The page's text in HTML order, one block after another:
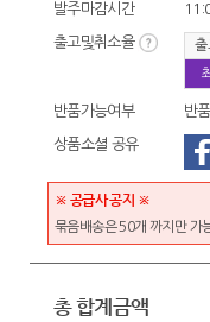
발주마감시간
출고및취소율 출
반품가능여부 반
상품소셜 공유
※ 공급사 공지 ※
묶음배송은 50개 까지만 가
총 합계금액